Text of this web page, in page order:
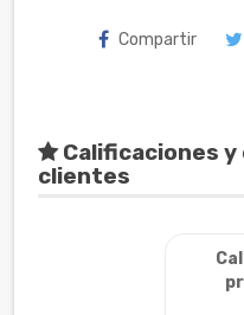
Compartir
Calificaciones y
clientes